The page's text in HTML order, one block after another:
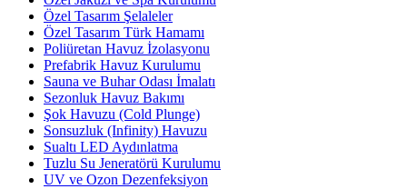
Özel Tasarım Şelaleler
Özel Tasarım Türk Hamamı
Poliüretan Havuz İzolasyonu
Prefabrik Havuz Kurulumu
Sauna ve Buhar Odası İmalatı
Sezonluk Havuz Bakımı
Şok Havuzu (Cold Plunge)
Sonsuzluk (Infinity) Havuzu
Sualtı LED Aydınlatma
Tuzlu Su Jeneratörü Kurulumu
UV ve Ozon Dezenfeksiyon